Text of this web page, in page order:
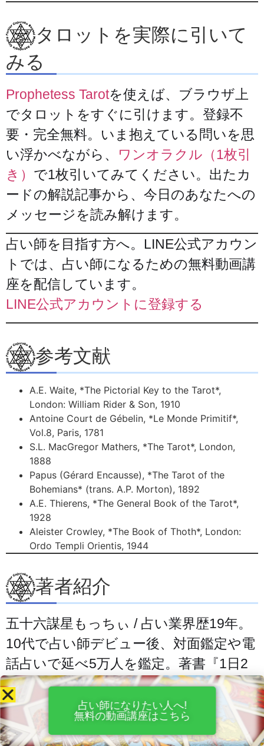
タロットを実際に引いて
みる
Prophetess Tarotを使えば、ブラウザ上
でタロットをすぐに引けます。登録不
要・完全無料。いま抱えている問いを思
い浮かべながら、
ワンオラクル（1枚引
き） で1枚引いてみてください。出たカ
ードの解説記事から、今日のあなたへの
メッセージを読み解けます。
占い師を目指す方へ。LINE公式アカウン
トでは、占い師になるための無料動画講
座を配信しています。
LINE公式アカウントに登録する
参考文献
A.E. Waite, *The Pictorial Key to the Tarot*,
London: William Rider & Son, 1910
Antoine Court de Gébelin, *Le Monde Primitif*,
Vol.8, Paris, 1781
S.L. MacGregor Mathers, *The Tarot*, London,
1888
Papus (Gérard Encausse), *The Tarot of the
Bohemians* (trans. A.P. Morton), 1892
A.E. Thierens, *The General Book of the Tarot*,
1928
Aleister Crowley, *The Book of Thoth*, London:
Ordo Templi Orientis, 1944
著者紹介
五十六謀星もっちぃ / 占い業界歴19年。
10代で占い師デビュー後、対面鑑定や電
話占いで延べ5万人を鑑定。著書『1日2
時間で月10万円 はじめよう電話占い
師』（同文舘出版）、『五十六謀星もっ
ちぃの占星術講義』（説話社・占い大学
占い師になりたい人へ!
無料の動画講座はこちら